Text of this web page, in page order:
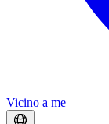
Vicino a me